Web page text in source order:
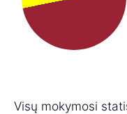
Visų mokymosi